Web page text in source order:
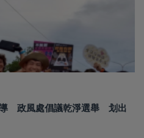
導 政風處倡議乾淨選舉 划出
×